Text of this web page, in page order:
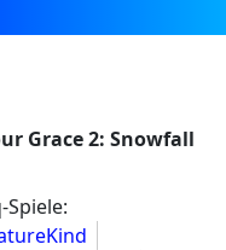
Grace 2: Snowfall